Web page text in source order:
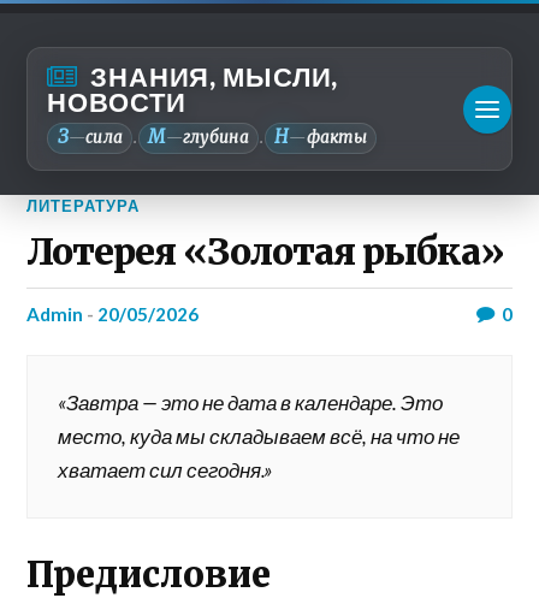
ЗНАНИЯ, МЫСЛИ,
НОВОСТИ
З—сила . М—глубина . Н—факты
ЛИТЕРАТУРА
Лотерея «Золотая рыбка»
admin - 20/05/2026 0
«Завтра — это не дата в календаре. Это
место, куда мы складываем всё, на что не
хватает сил сегодня.»
Предисловие